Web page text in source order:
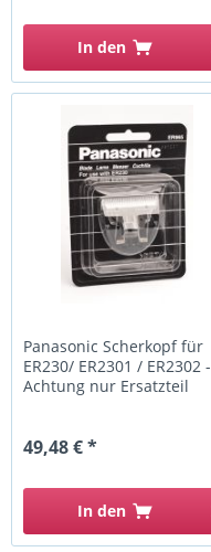
In den
Panasonic Scherkopf für
ER230/ ER2301 / ER2302 -
Achtung nur Ersatzteil
49,48 € *
In den